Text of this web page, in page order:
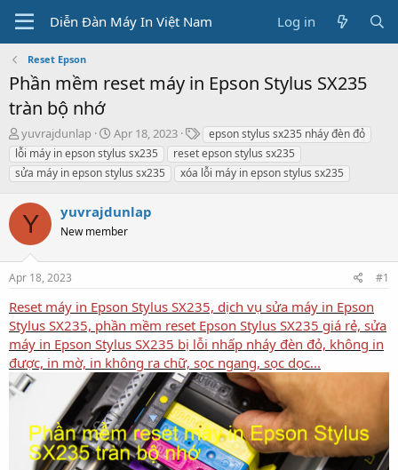
Diễn Đàn Máy In Việt Nam Log in
Reset Epson
Phần mềm reset máy in Epson Stylus SX235
tràn bộ nhớ
T
h
r
e
d
t
a
r
e
r
yuvrajdunlap
S
t
a
r
d
a
e
Apr 18, 2023
T
a
g
s
epson stylus sx235 nháy đèn đỏ
lỗi máy in epson stylus sx235
reset epson stylus sx235
sửa máy in epson stylus sx235
xóa lỗi máy in epson stylus sx235
Y yuvrajdunlap
New member
Apr 18, 2023 #1
Reset máy in Epson Stylus SX235, dịch vụ sửa máy in Epson
Stylus SX235, phần mềm reset Epson Stylus SX235 giá rẻ, sửa
máy in Epson Stylus SX235 bị lỗi nhấp nháy đèn đỏ, không in
được, in mờ, in không ra chữ, sọc ngang, sọc dọc...